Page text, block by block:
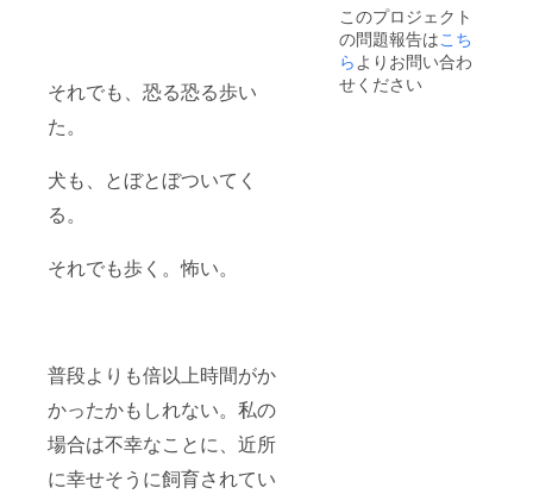
それでも、恐る恐る歩い
た。
犬も、とぼとぼついてく
る。
それでも歩く。怖い。
普段よりも倍以上時間がか
かったかもしれない。私の
場合は不幸なことに、近所
に幸せそうに飼育されてい
プショ
ンへの
参加 ・
会員
カード
このプロジェクト
の問題報告はこち
らよりお問い合わ
せください